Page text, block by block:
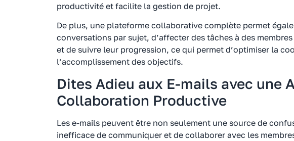
productivité et facilite la gestion de projet.
De plus, une plateforme collaborative complète permet
conversations par sujet, d’affecter des tâches à des
et de suivre leur progression, ce qui permet d’optimiser la
l’accomplissement des objectifs.
Dites Adieu aux E-mails avec une
Collaboration Productive
Les e-mails peuvent être non seulement une source de
inefficace de communiquer et de collaborer avec les